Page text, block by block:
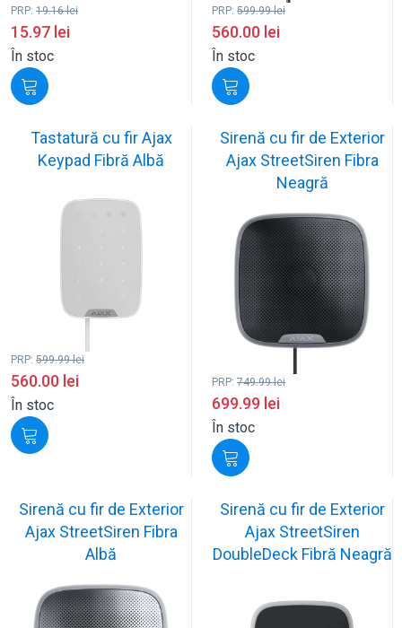
PRP: 19.16lei
15.97 lei
În stoc
PRP: 599.99lei
560.00 lei
În stoc
Tastatură cu fir Ajax
Keypad Fibră Albă
PRP: 599.99lei
560.00 lei
În stoc
Sirenă cu fir de Exterior
Ajax StreetSiren Fibra
Neagră
PRP: 749.99lei
699.99 lei
În stoc
Sirenă cu fir de Exterior
Ajax StreetSiren Fibra
Albă
Sirenă cu fir de Exterior
Ajax StreetSiren
DoubleDeck Fibră Neagră